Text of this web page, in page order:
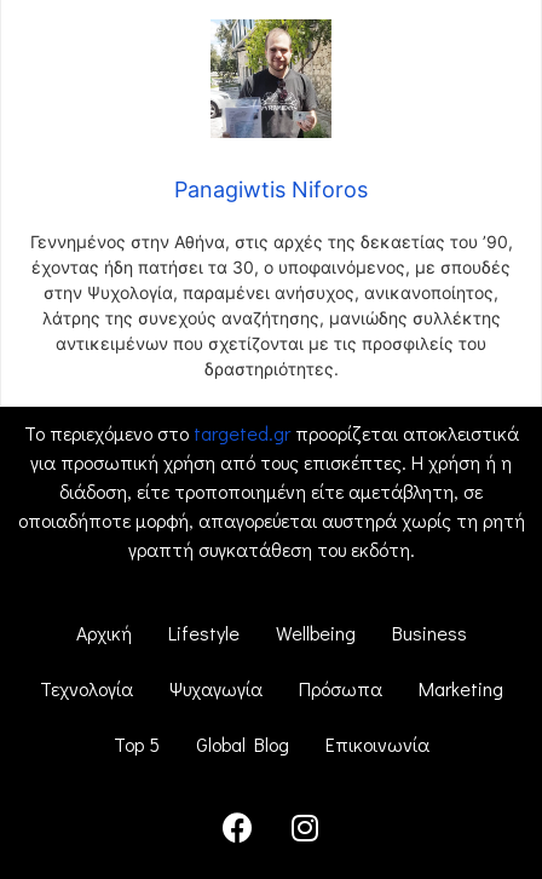
Panagiwtis Niforos
Γεννημένος στην Αθήνα, στις αρχές της δεκαετίας του ’90,
έχοντας ήδη πατήσει τα 30, ο υποφαινόμενος, με σπουδές
στην Ψυχολογία, παραμένει ανήσυχος, ανικανοποίητος,
λάτρης της συνεχούς αναζήτησης, μανιώδης συλλέκτης
αντικειμένων που σχετίζονται με τις προσφιλείς του
δραστηριότητες.
Το περιεχόμενο στο targeted.grπροορίζεται αποκλειστικά
για προσωπική χρήση από τους επισκέπτες. Η χρήση ή η
διάδοση, είτε τροποποιημένη είτε αμετάβλητη, σε
οποιαδήποτε μορφή, απαγορεύεται αυστηρά χωρίς τη ρητή
γραπτή συγκατάθεση του εκδότη.
Αρχική Lifestyle Wellbeing Business
Τεχνολογία Ψυχαγωγία Πρόσωπα Marketing
Top 5 Global Blog Επικοινωνία